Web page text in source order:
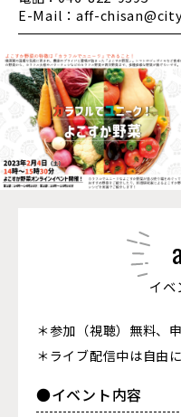
E-Mail：aff-
イベ
＊参加（視聴）無料、
＊ライブ配信中は自由
●イベント内容